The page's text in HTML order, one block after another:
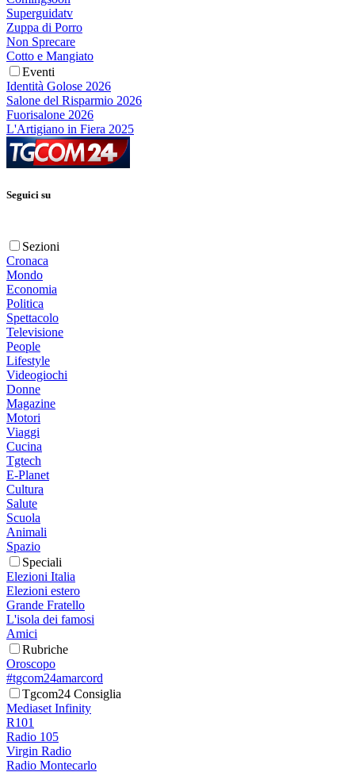
Superguidatv
Zuppa di Porro
Non Sprecare
Cotto e Mangiato
Eventi
Identità Golose 2026
Salone del Risparmio 2026
Fuorisalone 2026
L'Artigiano in Fiera 2025
Seguici su
Sezioni
Cronaca
Mondo
Economia
Politica
Spettacolo
Televisione
People
Lifestyle
Videogiochi
Donne
Magazine
Motori
Viaggi
Cucina
Tgtech
E-Planet
Cultura
Salute
Scuola
Animali
Spazio
Speciali
Elezioni Italia
Elezioni estero
Grande Fratello
L'isola dei famosi
Amici
Rubriche
Oroscopo
#tgcom24amarcord
Tgcom24 Consiglia
Mediaset Infinity
R101
Radio 105
Virgin Radio
Radio Montecarlo